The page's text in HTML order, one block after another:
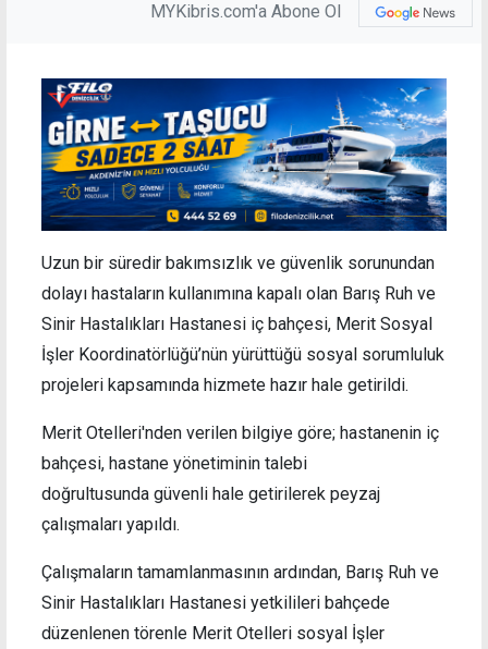
MYKibris.com'a Abone Ol
Uzun bir süredir bakımsızlık ve güvenlik sorunundan
dolayı hastaların kullanımına kapalı olan Barış Ruh ve
Sinir Hastalıkları Hastanesi iç bahçesi, Merit Sosyal
İşler Koordinatörlüğü’nün yürüttüğü sosyal sorumluluk
projeleri kapsamında hizmete hazır hale getirildi.
Merit Otelleri'nden verilen bilgiye göre; hastanenin iç
bahçesi, hastane yönetiminin talebi
doğrultusunda güvenli hale getirilerek peyzaj
çalışmaları yapıldı.
Çalışmaların tamamlanmasının ardından, Barış Ruh ve
Sinir Hastalıkları Hastanesi yetkilileri bahçede
düzenlenen törenle Merit Otelleri sosyal İşler